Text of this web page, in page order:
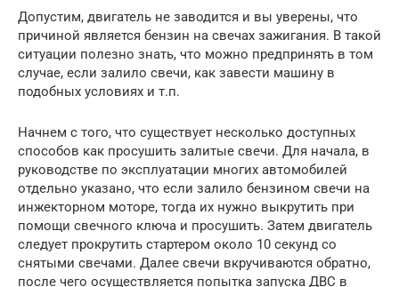
Допустим, двигатель не заводится и вы уверены, что
причиной является бензин на свечах зажигания. В такой
ситуации полезно знать, что можно предпринять в том
случае, если залило свечи, как завести машину в
подобных условиях и т.п.
Начнем с того, что существует несколько доступных
способов как просушить залитые свечи. Для начала, в
руководстве по эксплуатации многих автомобилей
отдельно указано, что если залило бензином свечи на
инжекторном моторе, тогда их нужно выкрутить при
помощи свечного ключа и просушить. Затем двигатель
следует прокрутить стартером около 10 секунд со
снятыми свечами. Далее свечи вкручиваются обратно,
после чего осуществляется попытка запуска ДВС в